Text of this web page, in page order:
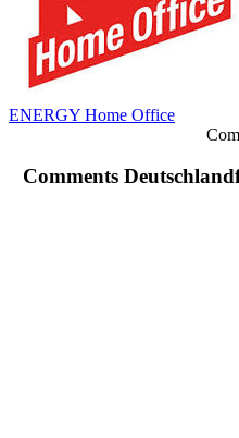
ENERGY Home Office
Comments